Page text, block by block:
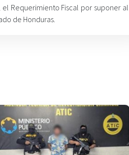
el Requerimiento Fiscal por suponer al
de Honduras.